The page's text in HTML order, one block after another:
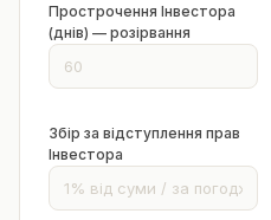
Прострочення Інвестора
(днів) — розірвання
Збір за відступлення прав
Інвестора